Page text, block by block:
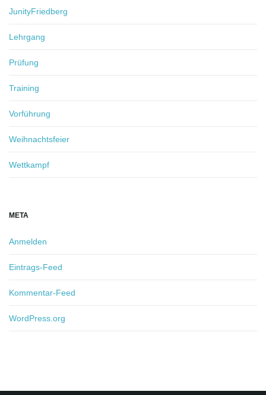
JunityFriedberg
Lehrgang
Prüfung
Training
Vorführung
Weihnachtsfeier
Wettkampf
META
Anmelden
Eintrags-Feed
Kommentar-Feed
WordPress.org